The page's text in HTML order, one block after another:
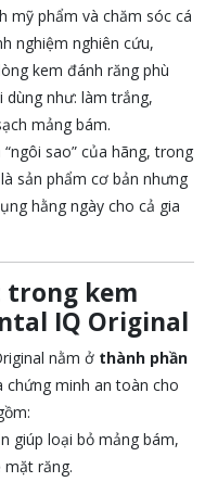
mỹ phẩm và chăm sóc cá
nghiệm nghiên cứu,
kem đánh răng phù
như: làm trắng,
mảng bám.
sao” của hãng, trong
sản phẩm cơ bản nhưng
hằng ngày cho cả gia
trong kem
IQ Original
nằm ở thành phần
minh an toàn cho
giúp loại bỏ mảng bám,
răng.